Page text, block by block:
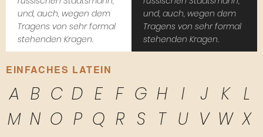
und, auch, wegen dem
Tragens von sehr formal
stehenden Kragen.
und, auch, wegen dem
Tragens von sehr formal
stehenden Kragen.
EINFACHES LATEIN
A B C D E F G H I J K
L
M N O P Q R S T U V W X